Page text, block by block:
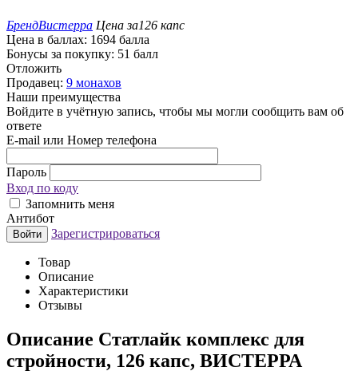
БрендВистерра Цена за126 капс
Цена в баллах: 1694 балла
Бонусы за покупку: 51 балл
Отложить
Продавец: 9 монахов
Наши преимущества
Войдите в учётную запись, чтобы мы могли сообщить вам об
ответе
E-mail или Номер телефона
Пароль
Вход по коду
Запомнить меня
Антибот
Войти Зарегистрироваться
Товар
Описание
Характеристики
Отзывы
Описание Статлайк комплекс для
стройности, 126 капс, ВИСТЕРРА